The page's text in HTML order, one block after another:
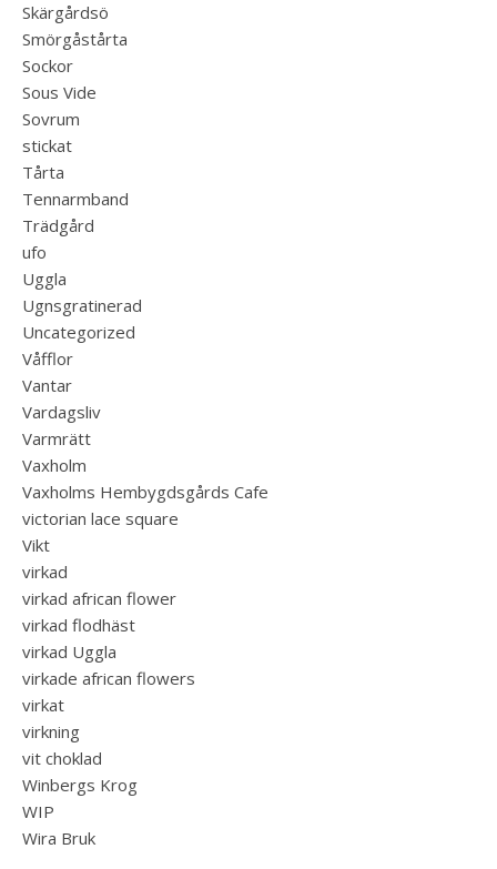
Skärgårdsö
Smörgåstårta
Sockor
Sous Vide
Sovrum
stickat
Tårta
Tennarmband
Trädgård
ufo
Uggla
Ugnsgratinerad
Uncategorized
Våfflor
Vantar
Vardagsliv
Varmrätt
Vaxholm
Vaxholms Hembygdsgårds Cafe
victorian lace square
Vikt
virkad
virkad african flower
virkad flodhäst
virkad Uggla
virkade african flowers
virkat
virkning
vit choklad
Winbergs Krog
WIP
Wira Bruk